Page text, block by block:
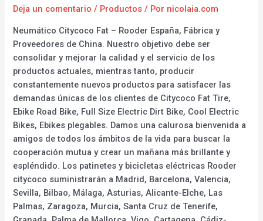
Deja un comentario / Productos / Por nicolaia.com
Neumático Citycoco Fat – Rooder España, Fábrica y
Proveedores de China. Nuestro objetivo debe ser
consolidar y mejorar la calidad y el servicio de los
productos actuales, mientras tanto, producir
constantemente nuevos productos para satisfacer las
demandas únicas de los clientes de Citycoco Fat Tire,
Ebike Road Bike, Full Size Electric Dirt Bike, Cool Electric
Bikes, Ebikes plegables. Damos una calurosa bienvenida a
amigos de todos los ámbitos de la vida para buscar la
cooperación mutua y crear un mañana más brillante y
espléndido. Los patinetes y bicicletas eléctricas Rooder
citycoco suministrarán a Madrid, Barcelona, Valencia,
Sevilla, Bilbao, Málaga, Asturias, Alicante-Elche, Las
Palmas, Zaragoza, Murcia, Santa Cruz de Tenerife,